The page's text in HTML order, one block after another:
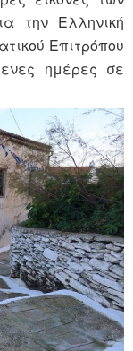
την Ελληνική
Επιτρόπου
ημέρες σε